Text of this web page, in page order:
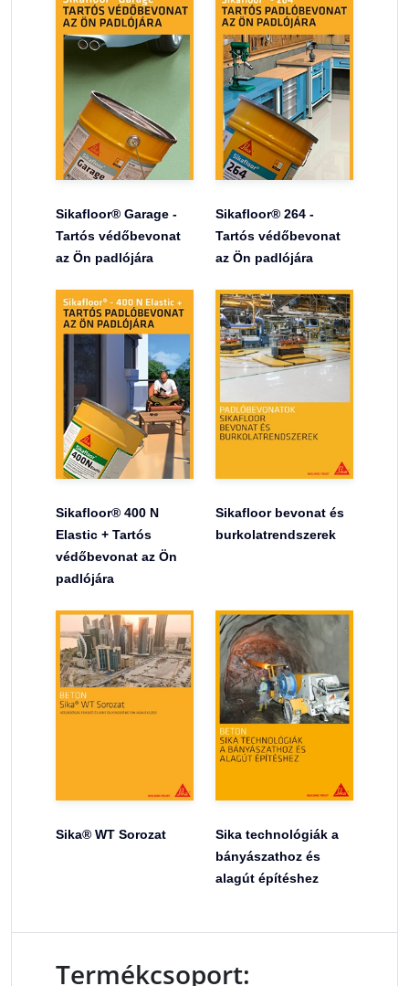
Sikafloor® Garage -
Tartós védőbevonat
az Ön padlójára
Sikafloor® 264 -
Tartós védőbevonat
az Ön padlójára
Sikafloor® 400 N
Elastic + Tartós
védőbevonat az Ön
padlójára
Sikafloor bevonat és
burkolatrendszerek
Sika® WT Sorozat
Sika technológiák a
bányászathoz és
alagút építéshez
Termékcsoport: